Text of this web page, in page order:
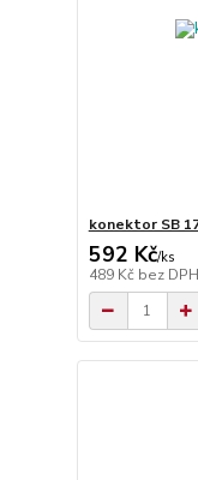
konektor SB
592 Kč/ks
489 Kč bez DPH